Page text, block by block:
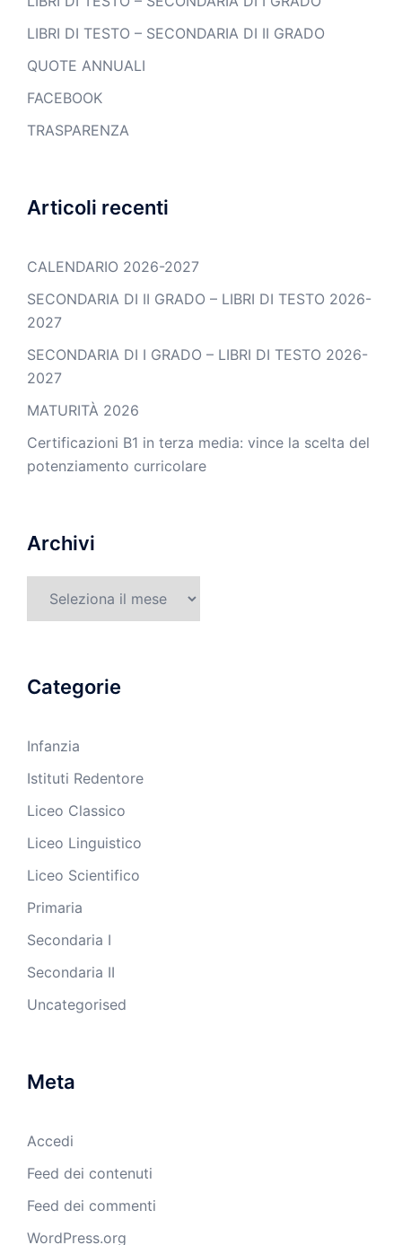
LIBRI DI TESTO – SECONDARIA DI II GRADO
QUOTE ANNUALI
FACEBOOK
TRASPARENZA
Articoli recenti
CALENDARIO 2026-2027
SECONDARIA DI II GRADO – LIBRI DI TESTO 2026-
2027
SECONDARIA DI I GRADO – LIBRI DI TESTO 2026-
2027
MATURITÀ 2026
Certificazioni B1 in terza media: vince la scelta del
potenziamento curricolare
Archivi
Categorie
Infanzia
Istituti Redentore
Liceo Classico
Liceo Linguistico
Liceo Scientifico
Primaria
Secondaria I
Secondaria II
Uncategorised
Meta
Accedi
Feed dei contenuti
Feed dei commenti
WordPress.org